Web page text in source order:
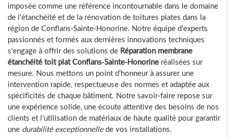
imposée comme une référence incontournable dans le domaine
de l'étanchéité et de la rénovation de toitures plates dans la
région de Conflans-Sainte-Honorine. Notre équipe d'experts
passionnés et formés aux dernières innovations techniques
s'engage à offrir des solutions de Réparation membrane
étanchéité toit plat Conflans-Sainte-Honorine réalisées sur
mesure. Nous mettons un point d'honneur à assurer une
intervention rapide, respectueuse des normes et adaptée aux
spécificités de chaque bâtiment. Notre savoir-faire repose sur
une expérience solide, une écoute attentive des besoins de nos
clients et l'utilisation de matériaux de haute qualité pour garantir
une durabilité exceptionnellede vos installations.